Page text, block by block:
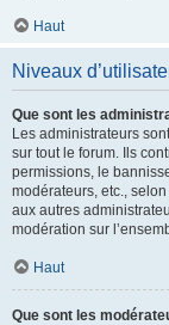
Haut
Niveaux
Que sont les
Les administrateurs
sur tout le forum. Ils
permissions, le
modérateurs, etc.,
aux autres
modération sur
Haut
Que sont les